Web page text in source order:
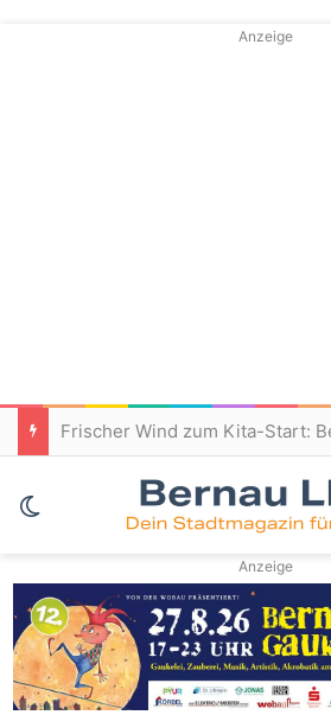
Anzeige
Skin umschalten
Anzeige